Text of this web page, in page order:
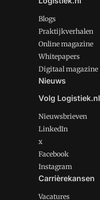
Blogs
Praktijkverhalen
Online magazine
Whitepapers
Digitaal magazine
Nieuws
Volg Logistiek.nl
Nieuwsbrieven
LinkedIn
x
Facebook
Instagram
Carrièrekansen
Vacatures